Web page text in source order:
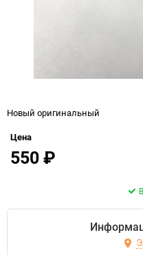
Новый оригинальный
Цена
550₽